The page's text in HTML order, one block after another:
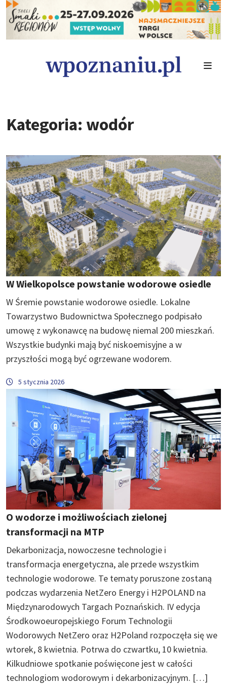
Kategoria: wodór
W Wielkopolsce powstanie wodorowe osiedle
W Śremie powstanie wodorowe osiedle. Lokalne
Towarzystwo Budownictwa Społecznego podpisało
umowę z wykonawcę na budowę niemal 200 mieszkań.
Wszystkie budynki mają być niskoemisyjne a w
przyszłości mogą być ogrzewane wodorem.
5 stycznia 2026
O wodorze i możliwościach zielonej
transformacji na MTP
Dekarbonizacja, nowoczesne technologie i
transformacja energetyczna, ale przede wszystkim
technologie wodorowe. Te tematy poruszone zostaną
podczas wydarzenia NetZero Energy i H2POLAND na
Międzynarodowych Targach Poznańskich. IV edycja
Środkowoeuropejskiego Forum Technologii
Wodorowych NetZero oraz H2Poland rozpoczęła się we
wtorek, 8 kwietnia. Potrwa do czwartku, 10 kwietnia.
Kilkudniowe spotkanie poświęcone jest w całości
technologiom wodorowym i dekarbonizacyjnym. […]